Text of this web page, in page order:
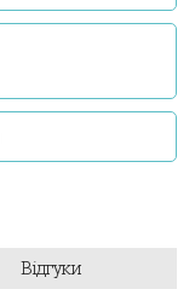
Відгуки